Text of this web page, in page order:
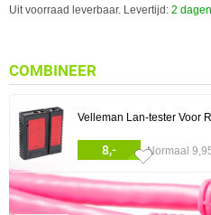
Uit voorraad leverbaar. Levertijd: 2
COMBINEER
Velleman Lan-tester Voor
8,- Normaal
0 artikelen geselecteerd